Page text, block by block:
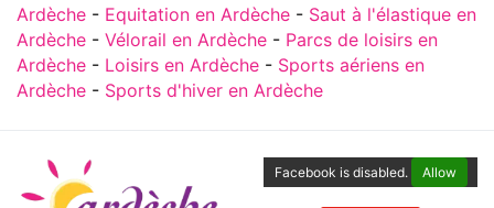
Ardèche - Equitation en Ardèche - Saut à l'élastique en
Ardèche - Vélorail en Ardèche - Parcs de loisirs en
Ardèche - Loisirs en Ardèche - Sports aériens en
Ardèche - Sports d'hiver en Ardèche
Facebook is disabled. Allow